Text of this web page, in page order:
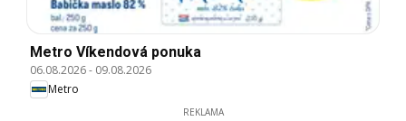
Metro Víkendová ponuka
06.08.2026- 09.08.2026
Metro
REKLAMA